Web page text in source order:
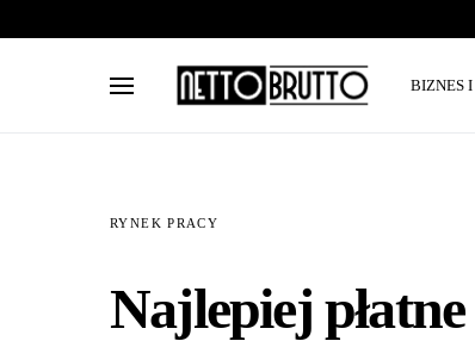
BIZNES
RYNEK PRACY
Najlepiej